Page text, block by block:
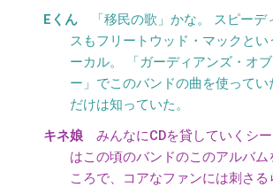
「移民の歌」かな。 スピーデ
スもフリートウッド・マックとい
ーカル。 「ガーディアンズ・オ
ー」でこのバンドの曲を使ってい
だけは知っていた。
みんなにCDを貸していくシ
はこの頃のバンドのこのアルバム
ころで、コアなファンには刺さる